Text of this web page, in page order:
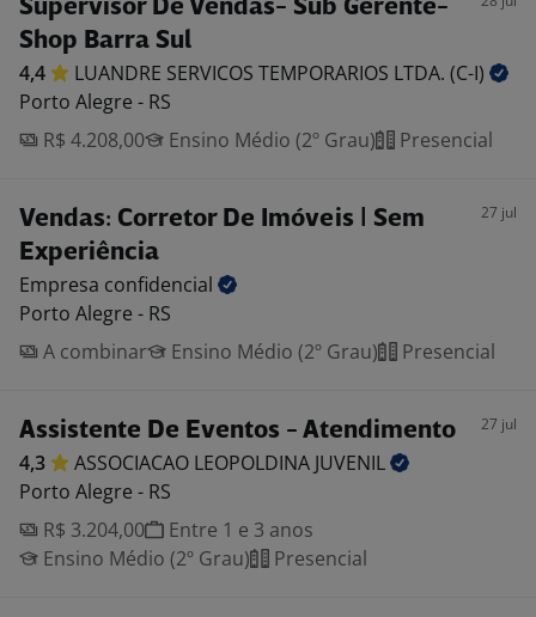
Supervisor De Vendas- Sub Gerente-
Shop Barra Sul
4,4 LUANDRE SERVICOS TEMPORARIOS LTDA. (C-I)
Porto Alegre - RS
R$ 4.208,00
Ensino Médio (2º Grau) Presencial
Vendas: Corretor De Imóveis | Sem
Experiência
27 jul
Empresa confidencial
Porto Alegre - RS
A combinar
Ensino Médio (2º Grau) Presencial
Assistente De Eventos - Atendimento 27 jul
4,3 ASSOCIACAO LEOPOLDINA JUVENIL
Porto Alegre - RS
R$ 3.204,00
Entre 1 e 3 anos
Ensino Médio (2º Grau)
Presencial